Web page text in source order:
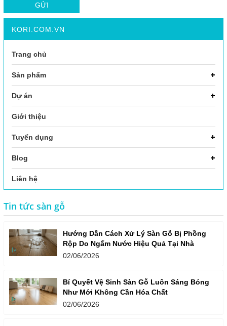
GỬI
KORI.COM.VN
Trang chủ
Sản phẩm
Dự án
Giới thiệu
Tuyển dụng
Blog
Liên hệ
Tin tức sàn gỗ
Hướng Dẫn Cách Xử Lý Sàn Gỗ Bị Phồng
Rộp Do Ngấm Nước Hiệu Quả Tại Nhà
02/06/2026
Bí Quyết Vệ Sinh Sàn Gỗ Luôn Sáng Bóng
Như Mới Không Cần Hóa Chất
02/06/2026